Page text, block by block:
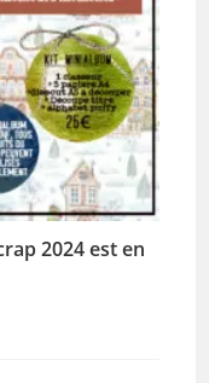
2024 est en